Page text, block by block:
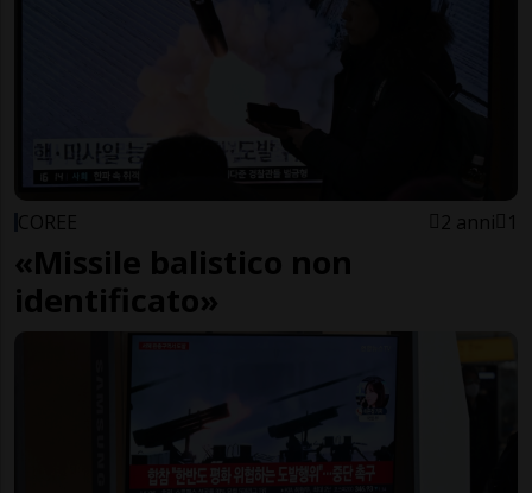
COREE 2 anni 1
«Missile balistico non
identificato»